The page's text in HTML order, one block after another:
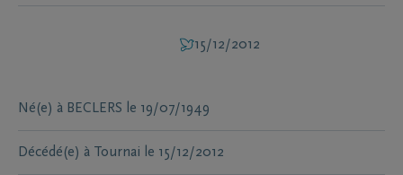
15/12/2012
Né(e) à BECLERS le 19/07/1949
Décédé(e) à Tournai le 15/12/2012